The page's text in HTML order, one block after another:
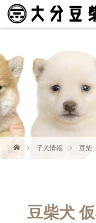
子犬情報 豆柴
豆柴犬